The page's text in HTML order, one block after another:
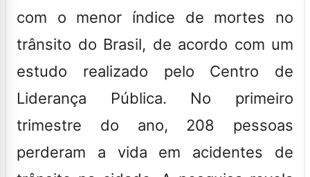
com o menor índice de mortes no
trânsito do Brasil, de acordo com um
estudo realizado pelo Centro de
Liderança Pública. No primeiro
trimestre do ano, 208 pessoas
perderam a vida em acidentes de